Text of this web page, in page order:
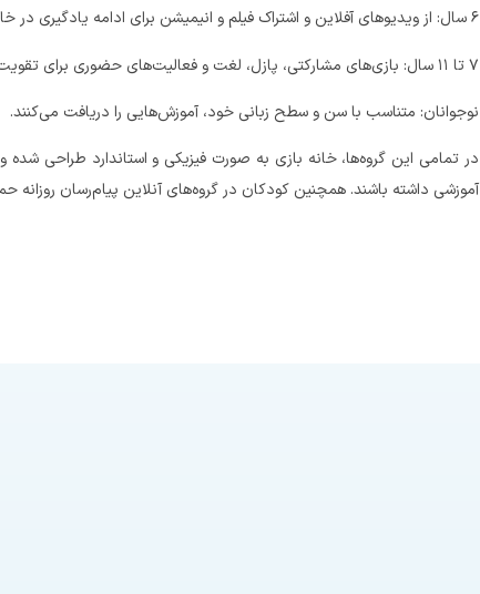
۶ سال: از ویدیوهای آفلاین و اشتراک فیلم و انیمیشن برای ادامه یادگیری در خانه استفاده می‌شود.
۷ تا ۱۱ سال: بازی‌های مشارکتی، پازل، لغت و فعالیت‌های حضوری برای تقویت مهارت‌های زبانی و شناختی برگزار می‌شود.
نوجوانان: متناسب با سن و سطح زبانی خود، آموزش‌هایی را دریافت می‌کنند.
در تمامی این گروه‌ها، خانه بازی به‌ صورت فیزیکی و استاندارد طراحی شده
آموزشی داشته باشند. همچنین کودکان در گروه‌های آنلاین پیام‌رسان روزانه